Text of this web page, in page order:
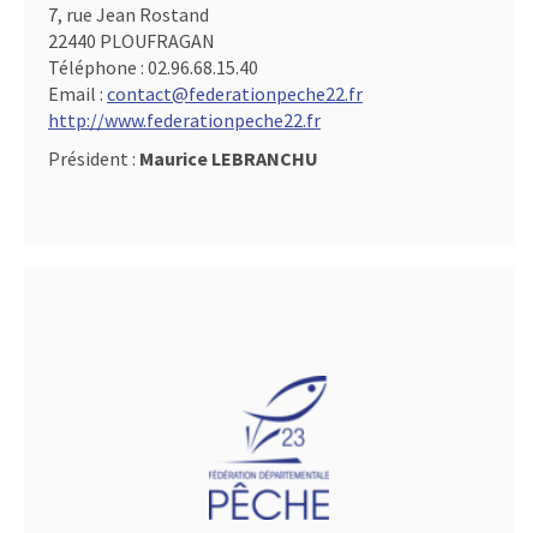
7, rue Jean Rostand
22440 PLOUFRAGAN
Téléphone : 02.96.68.15.40
Email : contact@federationpeche22.fr
http://www.federationpeche22.fr
Président : Maurice LEBRANCHU